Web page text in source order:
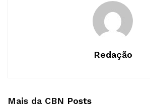
Redação
Mais da CBN Posts